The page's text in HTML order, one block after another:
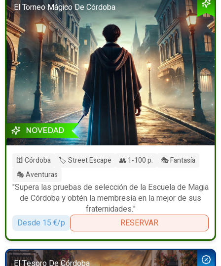
El Torneo Mágico De Córdoba
NOVEDAD
🕍 Córdoba 🏷️ Street Escape 👥 1-100 p.
🎭 Fantasía
🎭 Aventuras
"Supera las pruebas de selección de la Escuela de Magia
de Córdoba y obtén la membresía en la mejor de sus
fraternidades."
Desde 15 €/p
RESERVAR